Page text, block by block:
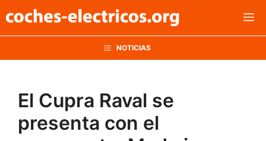
al
NOTICIAS
El Cupra Raval se
presenta con el